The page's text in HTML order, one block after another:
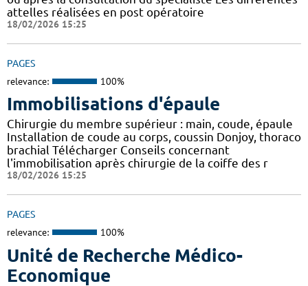
attelles réalisées en post opératoire
18/02/2026 15:25
PAGES
relevance: 100%
Immobilisations d'épaule
Chirurgie du membre supérieur : main, coude, épaule
Installation de coude au corps, coussin Donjoy, thoraco
brachial Télécharger Conseils concernant
l'immobilisation après chirurgie de la coiffe des r
18/02/2026 15:25
PAGES
relevance: 100%
Unité de Recherche Médico-
Economique